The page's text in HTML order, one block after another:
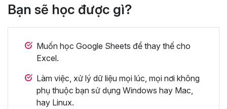
Bạn sẽ học được gì?
Muốn học Google Sheets để thay thế cho
Excel.
Làm việc, xử lý dữ liệu mọi lúc, mọi nơi không
phụ thuộc bạn sử dụng Windows hay Mac,
hay Linux.